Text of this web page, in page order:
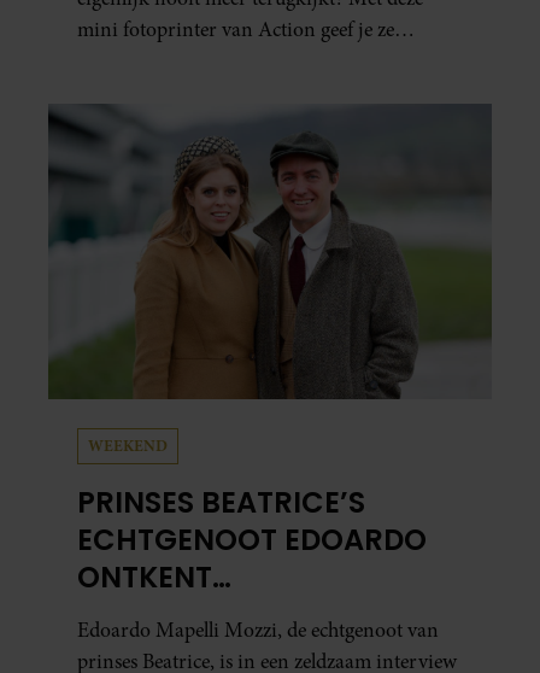
mini fotoprinter van Action geef je ze
al in handen.
WEEKEND
PRINSES BEATRICE’S
ECHTGENOOT EDOARDO
ONTKENT
HUWELIJKSPROBLEMEN
Edoardo Mapelli Mozzi, de echtgenoot van
prinses Beatrice, is in een zeldzaam interview